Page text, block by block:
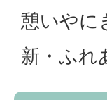
憩いやに
新・ふれ